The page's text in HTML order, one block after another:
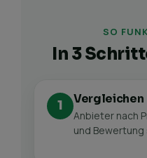
SO
In 3
1 Vergleichen
Anbieter nach
und Bewertung